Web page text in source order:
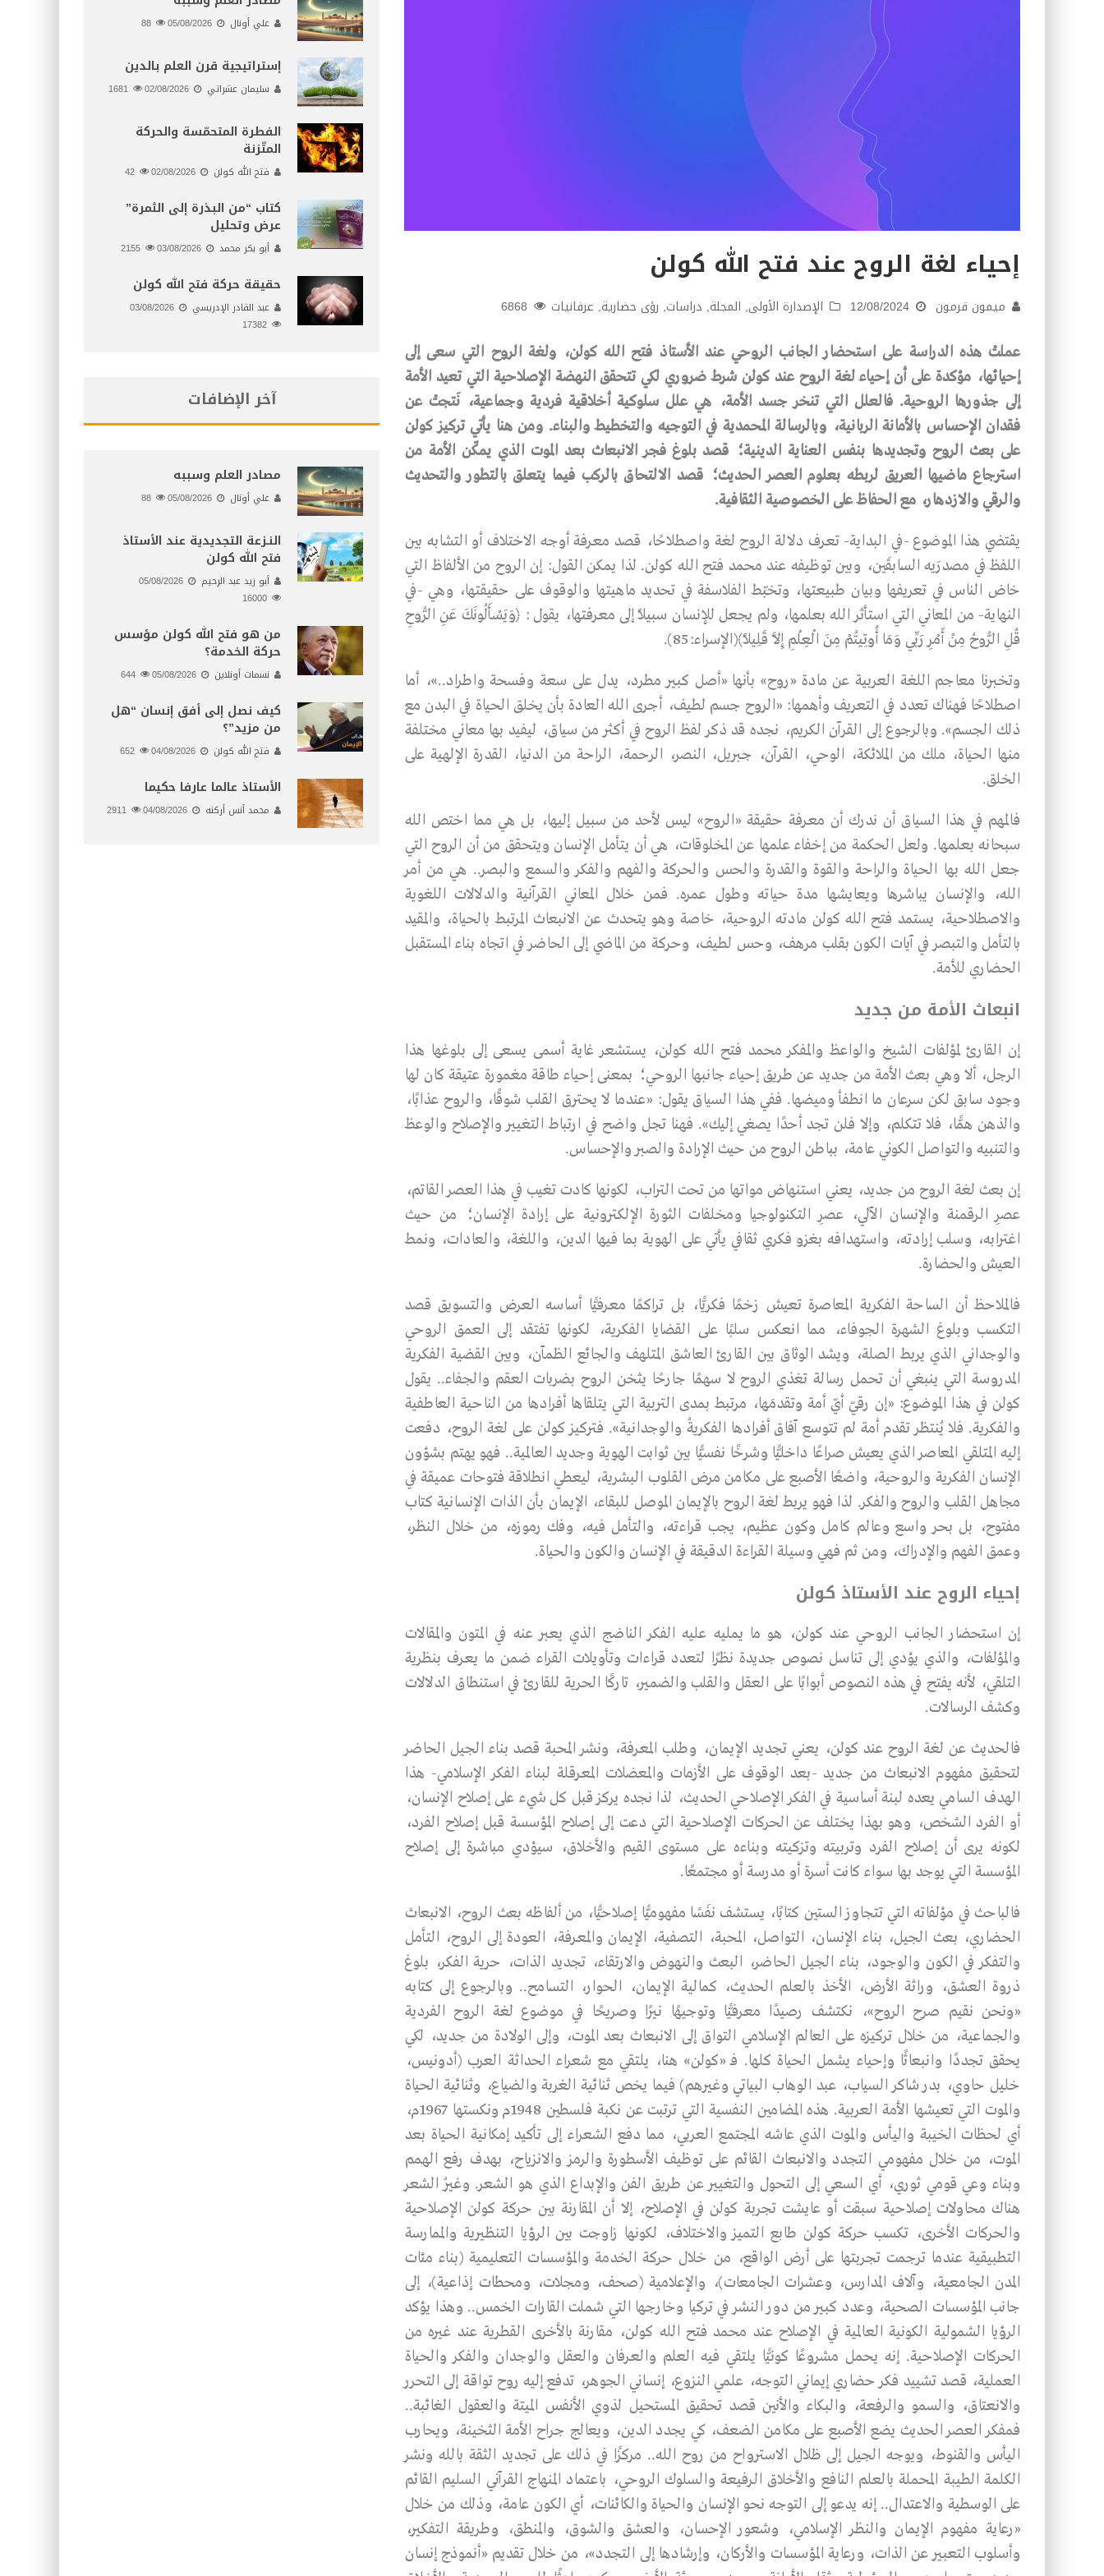
إحياء لغة الروح عند فتح الله كولن
ميمون قرمون 12/08/2024 الإصدارة الأولى, المجلة, دراسات, رؤى حضارية, عرفانيات
عملتْ هذه الدراسة على استحضار الجانب الروحي عند الأستاذ فتح الله كولن، ولغة الروح التي سعى إلى
إحيائها، مؤكدة على أن إحياء لغة الروح عند كولن شرط ضروري لكي تتحقق النهضة الإصلاحية التي تعيد الأمة
إلى جذورها الروحية. فالعلل التي تنخر جسد الأمة، هي علل سلوكية أخلاقية فردية وجماعية، نَتجتْ عن
فقدان الإحساس بالأمانة الربانية، وبالرسالة المحمدية في التوجيه والتخطيط والبناء. ومن هنا يأتي تركيز كولن
على بعث الروح وتجديدها بنفس العناية الدينية؛ قصد بلوغ فجر الانبعاث بعد الموت الذي يمكّن الأمة من
استرجاع ماضيها العريق لربطه بعلوم العصر الحديث؛ قصد الالتحاق بالركب فيما يتعلق بالتطور والتحديث
والرقي والازدهار، مع الحفاظ على الخصوصية الثقافية.
يقتضي هذا الموضوع -في البداية- تعرف دلالة الروح لغة واصطلاحًا، قصد معرفة أوجه الاختلاف أو التشابه بين
اللفظ في مصدرَيه السابقَين، وبين توظيفه عند محمد فتح الله كولن. لذا يمكن القول: إن الروح من الألفاظ التي
خاض الناس في تعريفها وبيان طبيعتها، وتخبّط الفلاسفة في تحديد ماهيتها والوقوف على حقيقتها، وهي -في
النهاية- من المعاني التي استأثر الله بعلمها، ولم يجعل للإنسان سبيلاً إلى معرفتها، يقول : ﴿وَيَسْأَلُونَكَ عَنِ الرُّوحِ
قُلِ الرُّوحُ مِنْ أَمْرِ رَبِّي وَمَا أُوتِيتُمْ مِنَ الْعِلْمِ إِلاَّ قَلِيلاً﴾(الإسراء:85).
وتخبرنا معاجم اللغة العربية عن مادة «روح» بأنها «أصل كبير مطرد، يدل على سعة وفسحة واطراد..»، أما
اصطلاحًا فهناك تعدد في التعريف وأهمها: «الروح جسم لطيف، أجرى الله العادة بأن يخلق الحياة في البدن مع
ذلك الجسم». وبالرجوع إلى القرآن الكريم، نجده قد ذكر لفظ الروح في أكثر من سياق، ليفيد بها معاني مختلفة
منها الحياة، ملك من الملائكة، الوحي، القرآن، جبريل، النصر، الرحمة، الراحة من الدنيا، القدرة الإلهية على
الخلق.
فالمهم في هذا السياق أن ندرك أن معرفة حقيقة «الروح» ليس لأحد من سبيل إليها، بل هي مما اختص الله
سبحانه بعلمها. ولعل الحكمة من إخفاء علمها عن المخلوقات، هي أن يتأمل الإنسان ويتحقق من أن الروح التي
جعل الله بها الحياة والراحة والقوة والقدرة والحس والحركة والفهم والفكر والسمع والبصر.. هي من أمر
الله، والإنسان يباشرها ويعايشها مدة حياته وطول عمره. فمن خلال المعاني القرآنية والدلالات اللغوية
والاصطلاحية، يستمد فتح الله كولن مادته الروحية، خاصة وهو يتحدث عن الانبعاث المرتبط بالحياة، والمقيد
بالتأمل والتبصر في آيات الكون بقلب مرهف، وحس لطيف، وحركة من الماضي إلى الحاضر في اتجاه بناء المستقبل
الحضاري للأمة.
انبعاث الأمة من جديد
إن القارئ لمؤلفات الشيخ والواعظ والمفكر محمد فتح الله كولن، يستشعر غاية أسمى يسعى إلى بلوغها هذا
الرجل، ألا وهي بعث الأمة من جديد عن طريق إحياء جانبها الروحي؛ بمعنى إحياء طاقة مغمورة عتيقة كان لها
وجود سابق لكن سرعان ما انطفأ وميضها. ففي هذا السياق يقول: «عندما لا يحترق القلب شوقًا، والروح عذابًا،
والذهن همًّا، فلا تتكلم، وإلا فلن تجد أحدًا يصغي إليك». فهنا تجل واضح في ارتباط التغيير والإصلاح والوعظ
والتنبيه والتواصل الكوني عامة، بباطن الروح من حيث الإرادة والصبر والإحساس.
إن بعث لغة الروح من جديد، يعني استنهاض مواتها من تحت التراب، لكونها كادت تغيب في هذا العصر القاتم،
عصرِ الرقمنة والإنسان الآلي، عصرِ التكنولوجيا ومخلفات الثورة الإلكترونية على إرادة الإنسان؛ من حيث
اغترابه، وسلب إرادته، واستهدافه بغزو فكري ثقافي يأتي على الهوية بما فيها الدين، واللغة، والعادات، ونمط
العيش والحضارة.
فالملاحظ أن الساحة الفكرية المعاصرة تعيش زخمًا فكريًّا، بل تراكمًا معرفيًّا أساسه العرض والتسويق قصد
التكسب وبلوغ الشهرة الجوفاء، مما انعكس سلبًا على القضايا الفكرية، لكونها تفتقد إلى العمق الروحي
والوجداني الذي يربط الصلة، ويشد الوثاق بين القارئ العاشق المتلهف والجائع الظمآن، وبين القضية الفكرية
المدروسة التي ينبغي أن تحمل رسالة تغذي الروح لا سهمًا جارحًا يثخن الروح بضربات العقم والجفاء.. يقول
كولن في هذا الموضوع: «إن رقيّ أيّ أمة وتقدمَها، مرتبط بمدى التربية التي يتلقاها أفرادها من الناحية العاطفية
والفكرية. فلا يُنتظر تقدم أمة لم تتوسع آفاق أفرادها الفكريةُ والوجدانية». فتركيز كولن على لغة الروح، دفعت
إليه المتلقي المعاصر الذي يعيش صراعًا داخليًّا وشرخًا نفسيًّا بين ثوابت الهوية وجديد العالمية.. فهو يهتم بشؤون
الإنسان الفكرية والروحية، واضعًا الأصبع على مكامن مرض القلوب البشرية، ليعطي انطلاقة فتوحات عميقة في
مجاهل القلب والروح والفكر. لذا فهو يربط لغة الروح بالإيمان الموصل للبقاء، الإيمان بأن الذات الإنسانية كتاب
مفتوح، بل بحر واسع وعالم كامل وكون عظيم، يجب قراءته، والتأمل فيه، وفك رموزه، من خلال النظر،
وعمق الفهم والإدراك، ومن ثم فهي وسيلة القراءة الدقيقة في الإنسان والكون والحياة.
إحياء الروح عند الأستاذ كولن
إن استحضار الجانب الروحي عند كولن، هو ما يمليه عليه الفكر الناضج الذي يعبر عنه في المتون والمقالات
والمؤلفات، والذي يؤدي إلى تناسل نصوص جديدة نظرًا لتعدد قراءات وتأويلات القراء ضمن ما يعرف بنظرية
التلقي، لأنه يفتح في هذه النصوص أبوابًا على العقل والقلب والضمير، تاركًا الحرية للقارئ في استنطاق الدلالات
وكشف الرسالات.
فالحديث عن لغة الروح عند كولن، يعني تجديد الإيمان، وطلب المعرفة، ونشر المحبة قصد بناء الجيل الحاضر
لتحقيق مفهوم الانبعاث من جديد -بعد الوقوف على الأزمات والمعضلات المعرقلة لبناء الفكر الإسلامي- هذا
الهدف السامي يعده لبنة أساسية في الفكر الإصلاحي الحديث، لذا نجده يركز قبل كل شيء على إصلاح الإنسان،
أو الفرد الشخص، وهو بهذا يختلف عن الحركات الإصلاحية التي دعت إلى إصلاح المؤسسة قبل إصلاح الفرد،
لكونه يرى أن إصلاح الفرد وتربيته وتزكيته وبناءه على مستوى القيم والأخلاق، سيؤدي مباشرة إلى إصلاح
المؤسسة التي يوجد بها سواء كانت أسرة أو مدرسة أو مجتمعًا.
فالباحث في مؤلفاته التي تتجاوز الستين كتابًا، يستشف نفَسًا مفهوميًّا إصلاحيًّا، من ألفاظه بعث الروح، الانبعاث
الحضاري، بعث الجيل، بناء الإنسان، التواصل، المحبة، التصفية، الإيمان والمعرفة، العودة إلى الروح، التأمل
والتفكر في الكون والوجود، بناء الجيل الحاضر، البعث والنهوض والارتقاء، تجديد الذات، حرية الفكر، بلوغ
ذروة العشق، وراثة الأرض، الأخذ بالعلم الحديث، كمالية الإيمان، الحوار، التسامح.. وبالرجوع إلى كتابه
«ونحن نقيم صرح الروح»، نكتشف رصيدًا معرفيًّا وتوجيهًا نيرًا وصريحًا في موضوع لغة الروح الفردية
والجماعية، من خلال تركيزه على العالم الإسلامي التواق إلى الانبعاث بعد الموت، وإلى الولادة من جديد، لكي
يحقق تجددًا وانبعاثًا وإحياء يشمل الحياة كلها. فـ «كولن» هنا، يلتقي مع شعراء الحداثة العرب (أدونيس،
خليل حاوي، بدر شاكر السياب، عبد الوهاب البياتي وغيرهم) فيما يخص ثنائية الغربة والضياع، وثنائية الحياة
والموت التي تعيشها الأمة العربية. هذه المضامين النفسية التي ترتبت عن نكبة فلسطين 1948م ونكستها 1967م،
أي لحظات الخيبة واليأس والموت الذي عاشه المجتمع العربي، مما دفع الشعراء إلى تأكيد إمكانية الحياة بعد
الموت، من خلال مفهومي التجدد والانبعاث القائم على توظيف الأسطورة والرمز والانزياح، بهدف رفع الهمم
وبناء وعي قومي ثوري، أي السعي إلى التحول والتغيير عن طريق الفن والإبداع الذي هو الشعر. وغيرُ الشعر
هناك محاولات إصلاحية سبقت أو عايشت تجربة كولن في الإصلاح، إلا أن المقارنة بين حركة كولن الإصلاحية
والحركات الأخرى، تكسب حركة كولن طابع التميز والاختلاف، لكونها زاوجت بين الرؤيا التنظيرية والممارسة
التطبيقية عندما ترجمت تجربتها على أرض الواقع، من خلال حركة الخدمة والمؤسسات التعليمية (بناء مئات
المدن الجامعية، وآلاف المدارس، وعشرات الجامعات)، والإعلامية (صحف، ومجلات، ومحطات إذاعية)، إلى
جانب المؤسسات الصحية، وعدد كبير من دور النشر في تركيا وخارجها التي شملت القارات الخمس.. وهذا يؤكد
الرؤيا الشمولية الكونية العالمية في الإصلاح عند محمد فتح الله كولن، مقارنة بالأخرى القطرية عند غيره من
الحركات الإصلاحية. إنه يحمل مشروعًا كونيًّا يلتقي فيه العلم والعرفان والعقل والوجدان والفكر والحياة
العملية، قصد تشييد فكر حضاري إيماني التوجه، علمي النزوع، إنساني الجوهر، تدفع إليه روح تواقة إلى التحرر
والانعتاق، والسمو والرفعة، والبكاء والأنين قصد تحقيق المستحيل لذوي الأنفس الميتة والعقول الغائبة..
فمفكر العصر الحديث يضع الأصبع على مكامن الضعف، كي يجدد الدين، ويعالج جراح الأمة الثخينة، ويحارب
اليأس والقنوط، ويوجه الجيل إلى ظلال الاسترواح من روح الله.. مركزًا في ذلك على تجديد الثقة بالله ونشر
الكلمة الطيبة المحملة بالعلم النافع والأخلاق الرفيعة والسلوك الروحي، باعتماد المنهاج القرآني السليم القائم
على الوسطية والاعتدال.. إنه يدعو إلى التوجه نحو الإنسان والحياة والكائنات، أي الكون عامة، وذلك من خلال
«رعاية مفهوم الإيمان والنظر الإسلامي، وشعور الإحسان، والعشق والشوق، والمنطق، وطريقة التفكير،
وأسلوب التعبير عن الذات، ورعاية المؤسسات والأركان، وإرشادها إلى التجدد»، من خلال تقديم «أنموذج إنسان
علي أونال 05/08/2026
إستراتيجية قرن العلم بالدين
سليمان عشراتي 02/08/2026
الفطرة المتحمّسة والحركة
المتّزنة
فتح الله كولن 02/08/2026
كتاب “من البذرة إلى الثمرة”
عرض وتحليل
أبو بكر محمد 03/08/2026
حقيقة حركة فتح الله كولن
عبد القادر الإدريسي
03/08/2026
آخر الإضافات
مصادر العلم وسببه
علي أونال 05/08/2026
النـزعة التجديدية عند الأستاذ
فتح الله كولن
أبو زيد عبد الرحيم
05/08/2026
من هو فتح الله كولن مؤسس
حركة الخدمة؟
نسمات أونلاين 05/08/2026
كيف نصل إلى أفق إنسان “هل
من مزيد”؟
فتح الله كولن 04/08/2026
الأستاذ عالما عارفا حكيما
محمد أنس أركنه 04/08/2026